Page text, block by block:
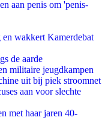
aan penis om 'penis-
wakkert Kamerdebat
de aarde
militaire jeugdkampen
uit bij piek stroomnet
aan voor slechte
met haar jaren 40-